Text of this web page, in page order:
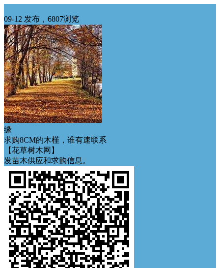
09-12 发布，6807浏览
缘
求购8CM的木槿，谁有速联系
【花草树木网】
发苗木供应和求购信息。